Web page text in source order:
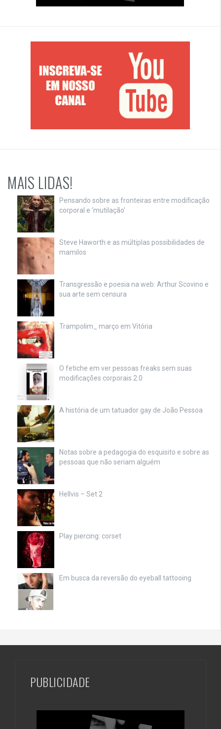
MAIS LIDAS!
Pensando sobre as fronteiras entre modificação
corporal e ‘mutilação’
Steve Haworth e as múltiplas possibilidades de
mamilos
Transgressão e poesia na web: Arthur Scovino e
sua arte sem censura
Trampolim_ março em Vitória
O fetiche em ver pessoas freaks sem suas
modificações corporais 2.0
A história de um tatuador gay de João Pessoa
Notas sobre a pedagogia do esquisito e sobre as
pessoas que não seriam alguém
Hellvis – Set 2
Play piercing: corset
Em busca da reversão do eyeball tattooing
PUBLICIDADE